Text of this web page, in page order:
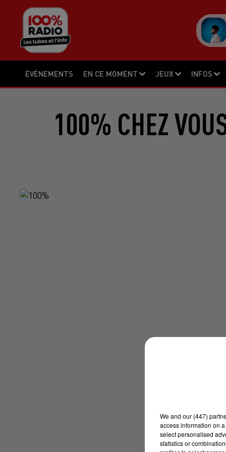
ÉVÉNEMENTS EN CE MOMENT JEUX INFOS
100% CHEZ
We and our (447)
access information on
select personalised
statistics or